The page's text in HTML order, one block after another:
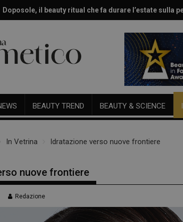
Doposole, il beauty ritual che fa durare l’estate sulla
Effetto glow immediato e modulabile per viso e corpo
BEAUTY TREND BEAUTY & SCIENCE
In Vetrina Idratazione verso nuove frontiere
nuove frontiere
Redazione